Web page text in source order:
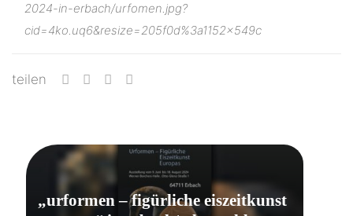
2024-in-erbach/urfomen.jpg?
cid=4ko.uq6&resize=205f0d%3a1152x549c
teilen
„urformen – figürliche eiszeitkunst